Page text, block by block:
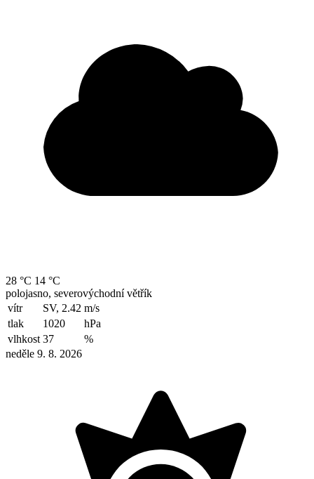
28 °C 14 °C
polojasno, severovýchodní větřík
vítr
SV, 2.42 m/s
tlak
1020
hPa
vlhkost 37
%
neděle 9. 8. 2026